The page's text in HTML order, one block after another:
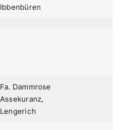
Ibbenbüren
Fa. Dammrose
Assekuranz,
Lengerich